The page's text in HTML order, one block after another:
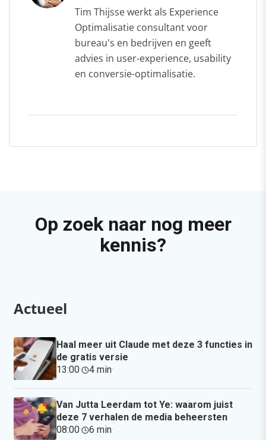
Tim Thijsse werkt als Experience
Optimalisatie consultant voor
bureau's en bedrijven en geeft
advies in user-experience, usability
en conversie-optimalisatie.
Op zoek naar nog meer
kennis?
Actueel
Haal meer uit Claude met deze 3 functies in
de gratis versie
13:00· 4 min·
Van Jutta Leerdam tot Ye: waarom juist
deze 7 verhalen de media beheersten
08:00· 6 min·